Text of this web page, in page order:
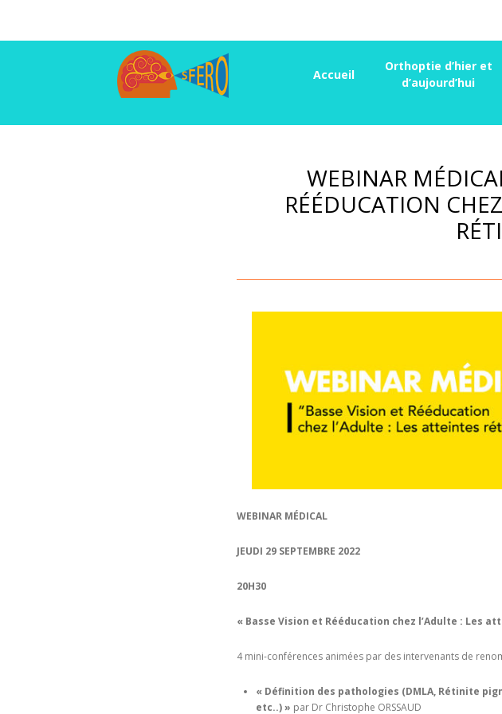
Accueil
Orthoptie d’hier et
d’aujourd’hui
WEBINAR
RÉÉDUCATION
WEBINAR MÉDICAL
JEUDI 29 SEPTEMBRE 2022
20H30
« Basse Vision et Rééducation chez l’Adulte : Les
4 mini-conférences animées par des intervenants de
« Définition des pathologies (DMLA, Rétinite
etc..) » par Dr Christophe ORSSAUD